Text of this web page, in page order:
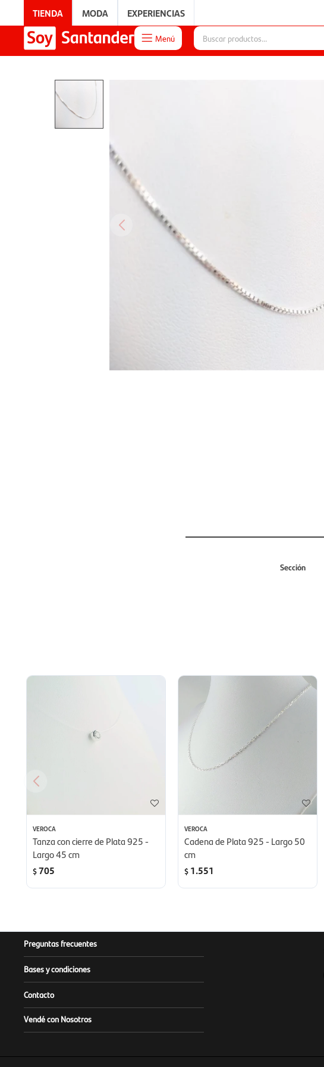
TIENDA MODA EXPERIENCIAS
 Menú
Sección
VEROCA
Tanza con cierre de Plata 925 -
Largo 45 cm
$705
VEROCA
Cadena de Plata 925 - Largo 50
cm
$ 1.551
Preguntas frecuentes
Bases y condiciones
Contacto
Vendé con Nosotros